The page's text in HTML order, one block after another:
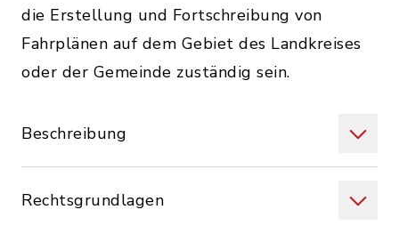
die Erstellung und Fortschreibung von
Fahrplänen auf dem Gebiet des Landkreises
oder der Gemeinde zuständig sein.
Beschreibung
Rechtsgrundlagen